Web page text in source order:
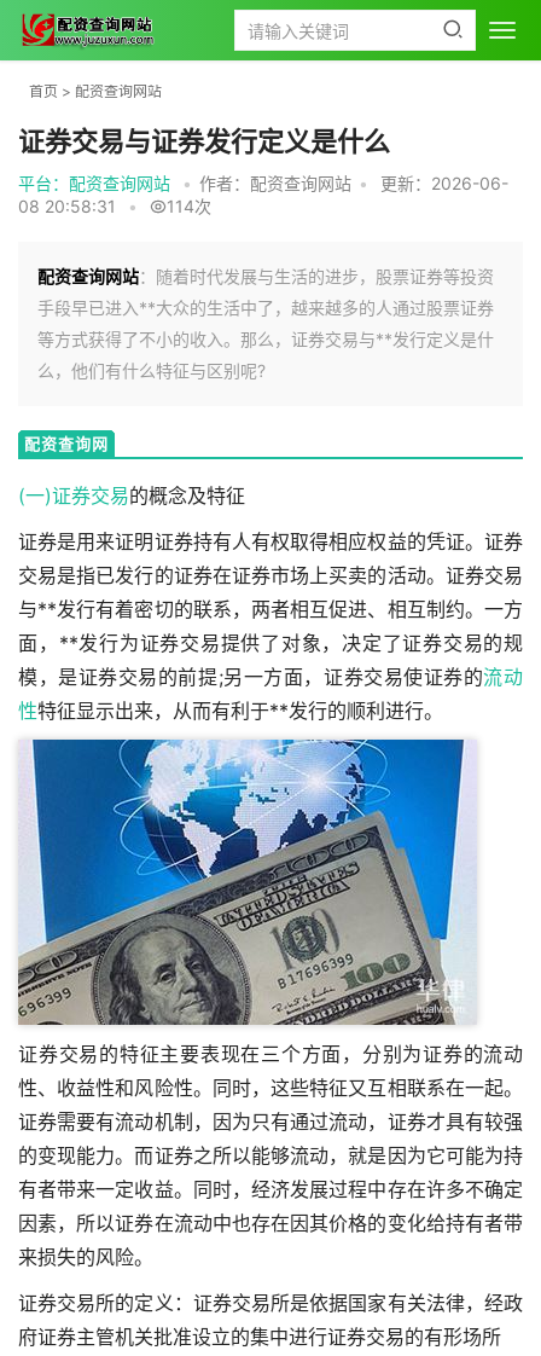
首页 > 配资查询网站
证券交易与证券发行定义是什么
平台：配资查询网站 • 作者：配资查询网站 •
更新：2026-06-
08 20:58:31
• 114次
配资查询网站：随着时代发展与生活的进步，股票证券等投资
手段早已进入**大众的生活中了，越来越多的人通过股票证券
等方式获得了不小的收入。那么，证券交易与**发行定义是什
么，他们有什么特征与区别呢?
配资查询网
(一)证券交易的概念及特征
证券是用来证明证券持有人有权取得相应权益的凭证。证券
交易是指已发行的证券在证券市场上买卖的活动。证券交易
与**发行有着密切的联系，两者相互促进、相互制约。一方
面，**发行为证券交易提供了对象，决定了证券交易的规
模，是证券交易的前提;另一方面，证券交易使证券的流动
性特征显示出来，从而有利于**发行的顺利进行。
证券交易的特征主要表现在三个方面，分别为证券的流动
性、收益性和风险性。同时，这些特征又互相联系在一起。
证券需要有流动机制，因为只有通过流动，证券才具有较强
的变现能力。而证券之所以能够流动，就是因为它可能为持
有者带来一定收益。同时，经济发展过程中存在许多不确定
因素，所以证券在流动中也存在因其价格的变化给持有者带
来损失的风险。
证券交易所的定义：证券交易所是依据国家有关法律，经政
府证券主管机关批准设立的集中进行证券交易的有形场所